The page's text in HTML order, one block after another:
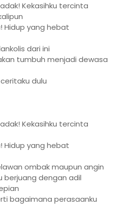
Kekasihku tercinta
Hidup yang hebat
dari ini
tumbuh menjadi dewasa
dulu
Kekasihku tercinta
Hidup yang hebat
ombak maupun angin
berjuang dengan adil
bagaimana perasaanku